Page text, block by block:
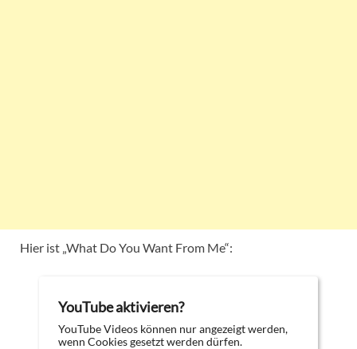
Hier ist „What Do You Want From Me“:
YouTube aktivieren?
YouTube Videos können nur angezeigt werden,
wenn Cookies gesetzt werden dürfen.